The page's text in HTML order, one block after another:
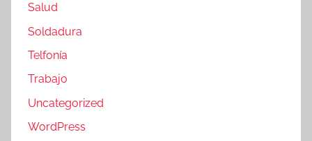
Salud
Soldadura
Telfonía
Trabajo
Uncategorized
WordPress